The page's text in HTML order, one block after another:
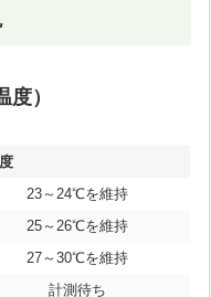
）
23～24℃を維持
25～26℃を維持
27～30℃を維持
計測待ち